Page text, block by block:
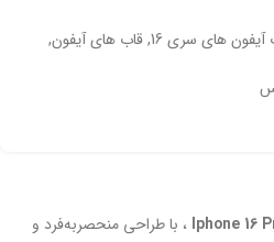
آیفون های سری 16 ,قاب های آیفون,
Iphone 16 ، با طراحی منحصربه‌فرد و